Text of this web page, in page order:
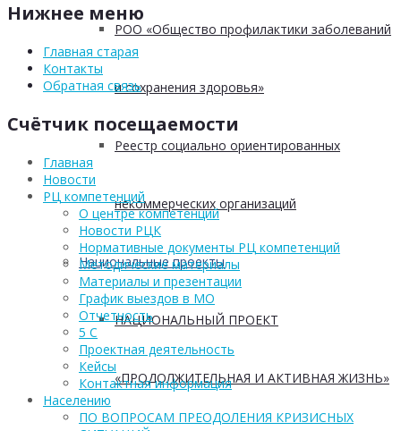
РОО «Общество профилактики заболеваний
и сохранения здоровья»
Реестр социально ориентированных
некоммерческих организаций
Национальные проекты
НАЦИОНАЛЬНЫЙ ПРОЕКТ
«ПРОДОЛЖИТЕЛЬНАЯ И АКТИВНАЯ ЖИЗНЬ»
Нижнее меню
Главная старая
Контакты
Обратная связь
Счётчик посещаемости
Главная
Новости
РЦ компетенций
О центре компетенций
Новости РЦК
Нормативные документы РЦ компетенций
Методические материалы
Материалы и презентации
График выездов в МО
Отчетность
5 С
Проектная деятельность
Кейсы
Контактная информация
Населению
ПО ВОПРОСАМ ПРЕОДОЛЕНИЯ КРИЗИСНЫХ